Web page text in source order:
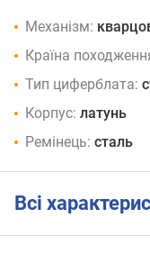
Механізм:
Країна
Тип циферблата:
Корпус: латунь
Ремінець: сталь
Всі